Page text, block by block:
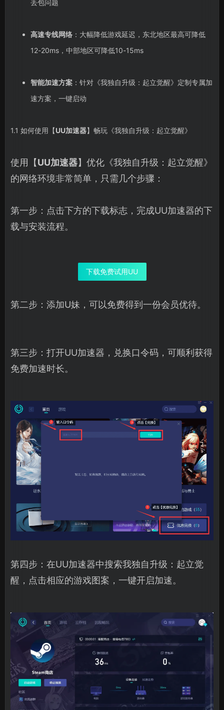
丢包问题
高速专线网络：大幅降低游戏延迟，东北地区最高可降低
12-20ms，中部地区可降低10-15ms
智能加速方案：针对《我独自升级：起立觉醒》定制专属加
速方案，一键启动
1.1 如何使用【UU加速器】畅玩《我独自升级：起立觉醒》
使用【UU加速器】优化《我独自升级：起立觉醒》
的网络环境非常简单，只需几个步骤：
第一步：点击下方的下载标志，完成UU加速器的下
载与安装流程。
下载免费试用UU
第二步：添加U妹，可以免费得到一份会员优待。
第三步：打开UU加速器，兑换口令码，可顺利获得
免费加速时长。
第四步：在UU加速器中搜索我独自升级：起立觉
醒，点击相应的游戏图案，一键开启加速。